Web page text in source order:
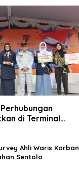
di Terminal
Ahli Waris Korban
Sentolo